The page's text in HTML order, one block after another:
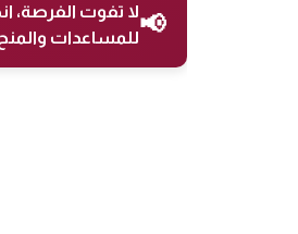
📢لا تفوت الفرصة،
للمساعدات